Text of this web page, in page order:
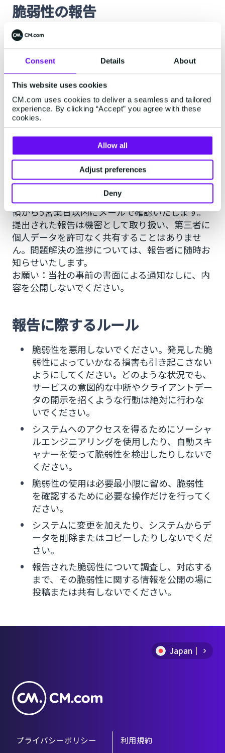
Consent Details About
This website uses cookies
CM.com uses cookies to deliver a seamless and tailored
experience. By clicking “Accept” you agree with these
cookies.
Allow all
Adjust preferences
Deny
脆弱性の報告
セキュリティ研究者またはクライアントとして、
当社のシステムに脆弱性を発見しましたか？私た
ちと協力してシステムの安全性と信頼性を向上さ
せるために、ぜひその情報をご報告ください。脆
弱性を報告したり、CM.comのウェブサイトやサ
ービスに関するセキュリティの懸念をお持ちの場
合は、security@cm.comまで（英語のみ）メー
ルをお送りください。顧客の方々は、support-
jp@cm.comにもリクエストをお寄せいただけま
サポートチームとセキュリティ専門家のチーム
が、提出された内容を調査します。発見を再現し
やすくするために、再現手順や証明概念も含めて
いただけると助かります。提出された報告は、受
領から5営業日以内にメールで確認いたします。
提出された報告は機密として取り扱い、第三者に
個人データを許可なく共有することはありませ
ん。問題解決の進捗については、報告者に随時お
知らせいたします。
お願い：当社の事前の書面による通知なしに、内
容を公開しないでください。
報告に際するルール
脆弱性を悪用しないでください。発見した脆
弱性によっていかなる損害も引き起こさない
ようにしてください。どのような状況でも、
サービスの意図的な中断やクライアントデー
タの開示を招くような行動は絶対に行わな
いでください。
システムへのアクセスを得るためにソーシャ
ルエンジニアリングを使用したり、自動スキ
ャナーを使って脆弱性を検出したりしないで
ください。
脆弱性の使用は必要最小限に留め、脆弱性
を確認するために必要な操作だけを行ってく
ださい。
システムに変更を加えたり、システムからデ
ータを削除またはコピーしたりしないでくだ
さい。
報告された脆弱性について調査し、対応する
まで、その脆弱性に関する情報を公開の場に
投稿または共有しないでください。
Japan
プライバシーポリシー
利用規約